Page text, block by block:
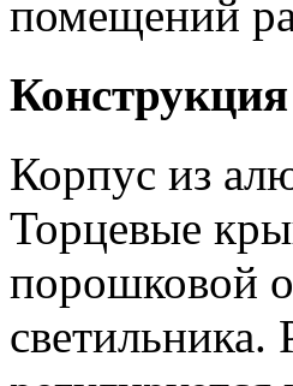
помещений
Конструкция
Корпус из
Торцевые
порошковой
светильника.